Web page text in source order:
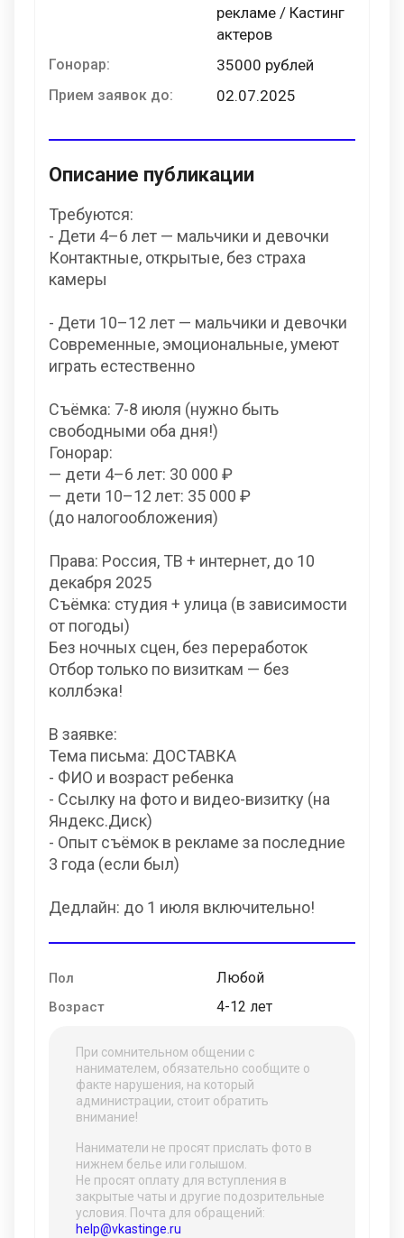
рекламе / Кастинг
актеров
Гонорар: 35000 рублей
Прием заявок до: 02.07.2025
Описание публикации
Требуются:
- Дети 4–6 лет — мальчики и девочки
Контактные, открытые, без страха
камеры
- Дети 10–12 лет — мальчики и девочки
Современные, эмоциональные, умеют
играть естественно
Съёмка: 7-8 июля (нужно быть
свободными оба дня!)
Гонорар:
— дети 4–6 лет: 30 000 ₽
— дети 10–12 лет: 35 000 ₽
(до налогообложения)
Права: Россия, ТВ + интернет, до 10
декабря 2025
Съёмка: студия + улица (в зависимости
от погоды)
Без ночных сцен, без переработок
Отбор только по визиткам — без
коллбэка!
В заявке:
Тема письма: ДОСТАВКА
- ФИО и возраст ребенка
- Ссылку на фото и видео-визитку (на
Яндекс.Диск)
- Опыт съёмок в рекламе за последние
3 года (если был)
Дедлайн: до 1 июля включительно!
Пол Любой
Возраст 4-12 лет
При сомнительном общении с
нанимателем, обязательно сообщите о
факте нарушения, на который
администрации, стоит обратить
внимание!
Наниматели не просят прислать фото в
нижнем белье или голышом.
Не просят оплату для вступления в
закрытые чаты и другие подозрительные
условия. Почта для обращений:
help@vkastinge.ru